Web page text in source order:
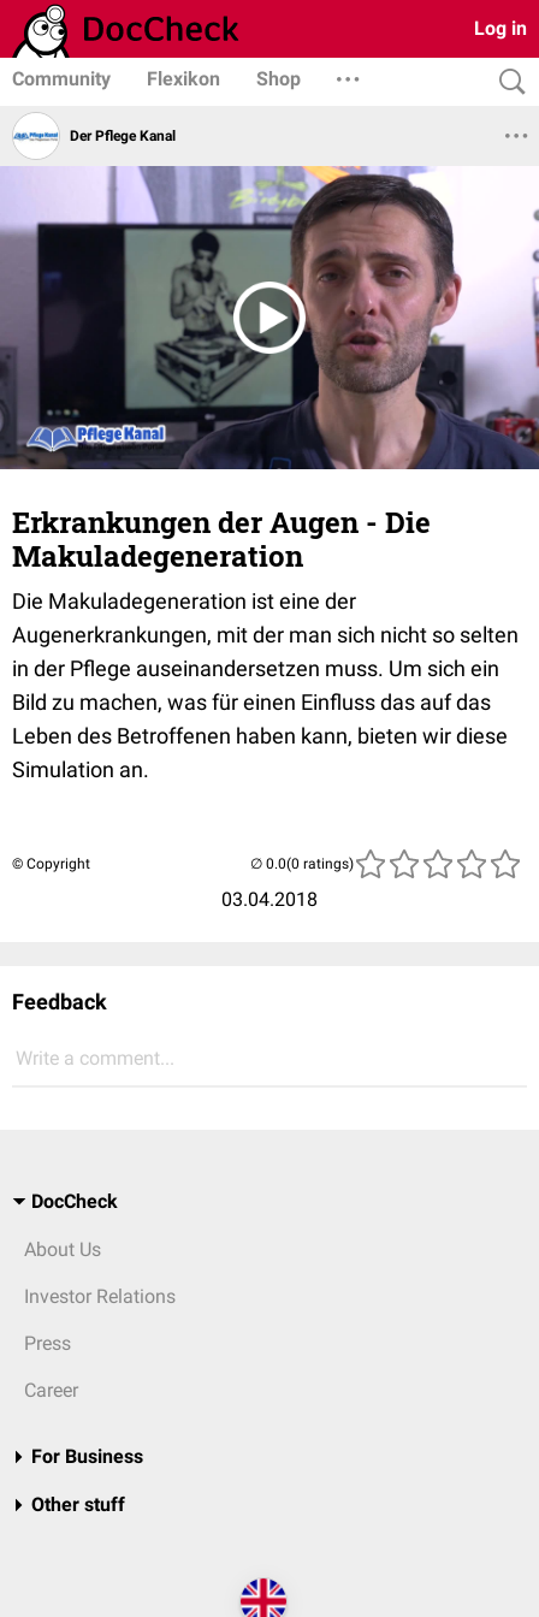
Log in
Community Flexikon Shop
Der Pflege Kanal
Erkrankungen der Augen - Die
Makuladegeneration
Die Makuladegeneration ist eine der
Augenerkrankungen, mit der man sich nicht so selten
in der Pflege auseinandersetzen muss. Um sich ein
Bild zu machen, was für einen Einfluss das auf das
Leben des Betroffenen haben kann, bieten wir diese
Simulation an.
© Copyright
03.04.2018
(0 ratings)
Feedback
Write a comment...
DocCheck
About Us
Investor Relations
Press
Career
For Business
Other stuff